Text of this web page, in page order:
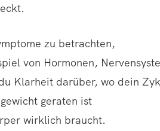
zu betrachten,
von Hormonen,
Klarheit darüber, wo dein
geraten ist
wirklich braucht.